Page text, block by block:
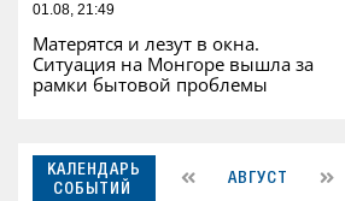
01.08, 21:49
Матерятся и лезут в окна.
Ситуация на Монгоре вышла за
рамки бытовой проблемы
КАЛЕНДАРЬ
СОБЫТИЙ
АВГУСТ